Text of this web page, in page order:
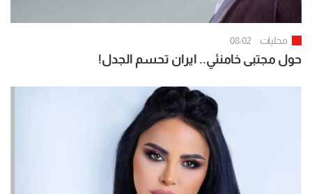
محليات 08:02
حول مجتبى خامنئي.. ايران تحسم الجدل!